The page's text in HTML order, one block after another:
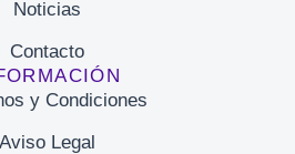
Noticias
Contacto
y Condiciones
Aviso Legal